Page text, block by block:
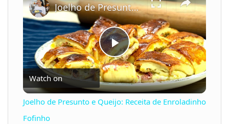
P
l
Joelho de Presunto e Queijo: Receita de Enroladinho Fofinho
Watch on
Joelho de Presunto e Queijo: Receita de Enroladinho
Fofinho